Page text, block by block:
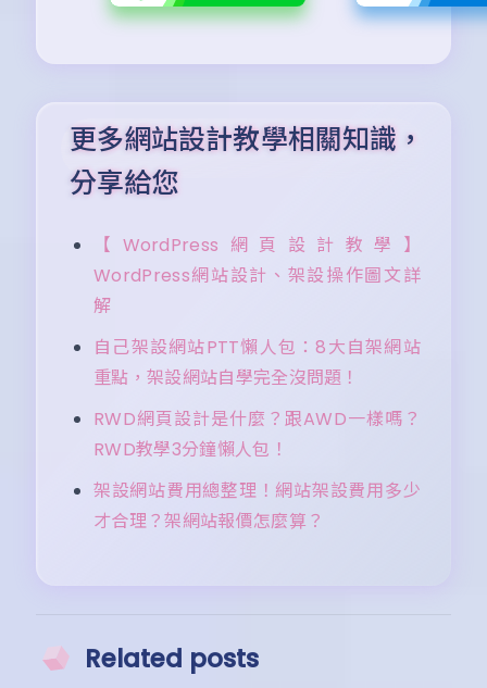
更多網站設計教學相關知識，
分享給您
【WordPress網頁設計教學】
WordPress網站設計、架設操作圖文詳
解
自己架設網站PTT懶人包：8大自架網站
重點，架設網站自學完全沒問題！
RWD網頁設計是什麼？跟AWD一樣嗎？
RWD教學3分鐘懶人包！
架設網站費用總整理！網站架設費用多少
才合理？架網站報價怎麼算？
Related posts